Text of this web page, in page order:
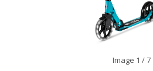
Image 1 / 7